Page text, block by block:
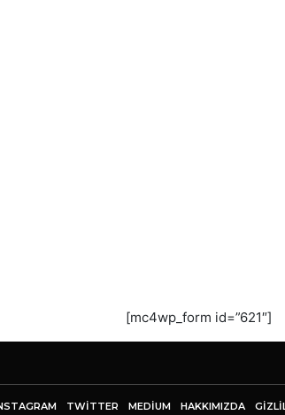
[mc4wp_form id=”621″]
TWITTER MEDIUM HAKKIMIZDA